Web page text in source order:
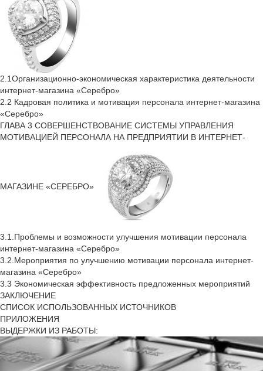
2.1Организационно-экономическая характеристика деятельности
интернет-магазина «Серебро»
2.2 Кадровая политика и мотивация персонала интернет-магазина
«Серебро»
ГЛАВА 3 СОВЕРШЕНСТВОВАНИЕ СИСТЕМЫ УПРАВЛЕНИЯ
МОТИВАЦИЕЙ ПЕРСОНАЛА НА ПРЕДПРИЯТИИ В ИНТЕРНЕТ-
МАГАЗИНЕ «СЕРЕБРО»
3.1.Проблемы и возможности улучшения мотивации персонала
интернет-магазина «Серебро»
3.2.Мероприятия по улучшению мотивации персонала интернет-
магазина «Серебро»
3.3 Экономическая эффективность предложенных мероприятий
ЗАКЛЮЧЕНИЕ
СПИСОК ИСПОЛЬЗОВАННЫХ ИСТОЧНИКОВ
ПРИЛОЖЕНИЯ
ВЫДЕРЖКИ ИЗ РАБОТЫ: